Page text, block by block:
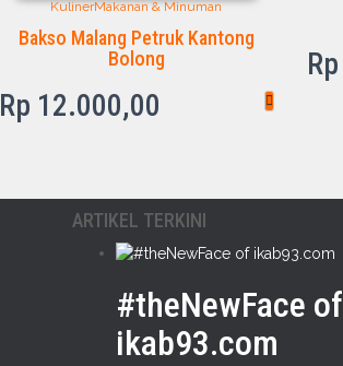
KulinerMakanan & Minuman
Bakso Malang Petruk Kantong
Bolong
Rp 12.000,00
Rp
ARTIKEL TERKINI
#theNewFace of
ikab93.com